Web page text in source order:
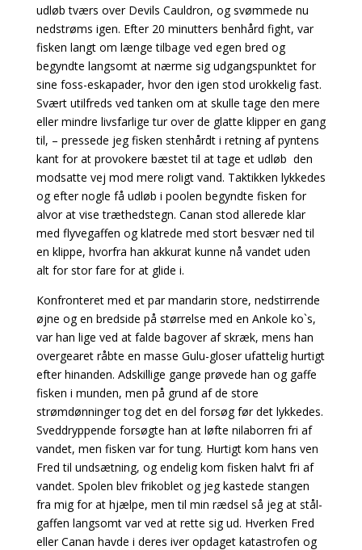
udløb tværs over Devils Cauldron, og svømmede nu
nedstrøms igen. Efter 20 minutters benhård fight, var
fisken langt om længe tilbage ved egen bred og
begyndte langsomt at nærme sig udgangspunktet for
sine foss-eskapader, hvor den igen stod urokkelig fast.
Svært utilfreds ved tanken om at skulle tage den mere
eller mindre livsfarlige tur over de glatte klipper en gang
til, – pressede jeg fisken stenhårdt i retning af pyntens
kant for at provokere bæstet til at tage et udløb den
modsatte vej mod mere roligt vand. Taktikken lykkedes
og efter nogle få udløb i poolen begyndte fisken for
alvor at vise træthedstegn. Canan stod allerede klar
med flyvegaffen og klatrede med stort besvær ned til
en klippe, hvorfra han akkurat kunne nå vandet uden
alt for stor fare for at glide i.
Konfronteret med et par mandarin store, nedstirrende
øjne og en bredside på størrelse med en Ankole ko`s,
var han lige ved at falde bagover af skræk, mens han
overgearet råbte en masse Gulu-gloser ufattelig hurtigt
efter hinanden. Adskillige gange prøvede han og gaffe
fisken i munden, men på grund af de store
strømdønninger tog det en del forsøg før det lykkedes.
Sveddryppende forsøgte han at løfte nilaborren fri af
vandet, men fisken var for tung. Hurtigt kom hans ven
Fred til undsætning, og endelig kom fisken halvt fri af
vandet. Spolen blev frikoblet og jeg kastede stangen
fra mig for at hjælpe, men til min rædsel så jeg at stål-
gaffen langsomt var ved at rette sig ud. Hverken Fred
eller Canan havde i deres iver opdaget katastrofen og